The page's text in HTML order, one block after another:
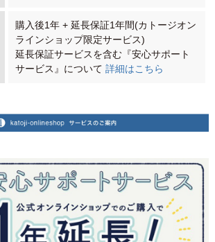
購入後1年 + 延長保証1年間(カトージオン
ラインショップ限定サービス)
延長保証サービスを含む『安心サポート
サービス』について 詳細はこちら